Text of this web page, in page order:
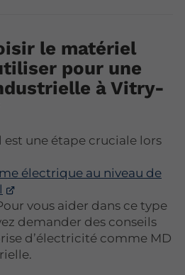
le matériel
pour une
à Vitry-
une étape cruciale lors
électrique au niveau de
vous aider dans ce type
demander des conseils
d’électricité comme MD